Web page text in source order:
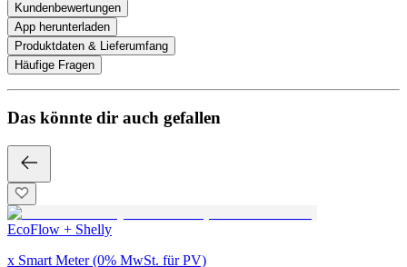
Kundenbewertungen
App herunterladen
Produktdaten & Lieferumfang
Häufige Fragen
Das könnte dir auch gefallen
EcoFlow + Shelly
x Smart Meter (0% MwSt. für PV)